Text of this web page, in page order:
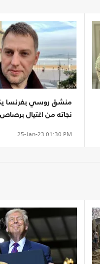
منشق روسي بفرنسا
نجاته من اغتيال
25-Jan-23 01:30 PM